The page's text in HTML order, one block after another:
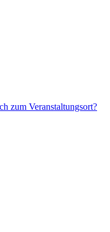
zum Veranstaltungsort?